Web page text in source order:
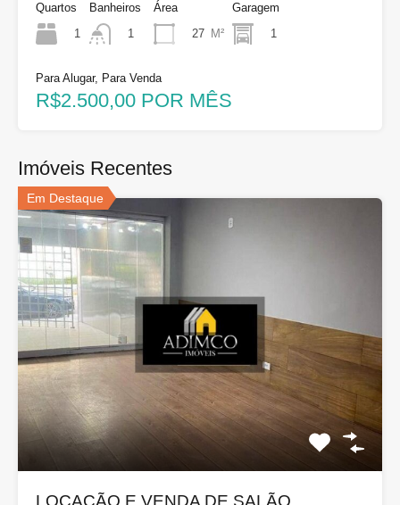
Quartos
1
Banheiros
1
Área
27 M²
Garagem
1
Para Alugar, Para Venda
R$2.500,00 POR MÊS
Imóveis Recentes
Em Destaque